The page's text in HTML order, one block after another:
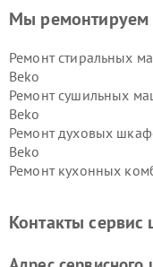
Мы ремонтируем
Ремонт стиральных
Beko
Ремонт сушильных
Beko
Ремонт духовых
Beko
Ремонт кухонных
Ремонт
Контакты сервис